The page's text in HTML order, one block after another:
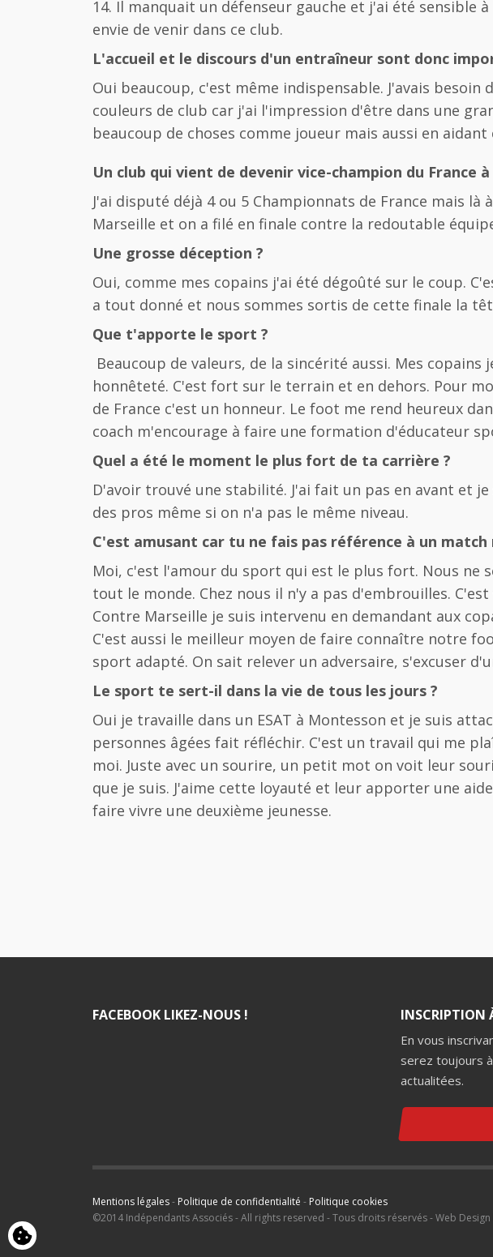
14. Il manquait un défenseur gauche et j'ai été sensible
envie de venir dans ce club.
L'accueil et le discours d'un entraîneur sont donc
Oui beaucoup, c'est même indispensable. J'avais
couleurs de club car j'ai l'impression d'être dans une
beaucoup de choses comme joueur mais aussi en
Un club qui vient de devenir vice-champion du France
J'ai disputé déjà 4 ou 5 Championnats de France mais
Marseille et on a filé en finale contre la redoutable
Une grosse déception ?
Oui, comme mes copains j'ai été dégoûté sur le coup.
a tout donné et nous sommes sortis de cette finale la
Que t'apporte le sport ?
Beaucoup de valeurs, de la sincérité aussi. Mes
honnêteté. C'est fort sur le terrain et en dehors. Pour
de France c'est un honneur. Le foot me rend heureux
coach m'encourage à faire une formation d'éducateur
Quel a été le moment le plus fort de ta carrière ?
D'avoir trouvé une stabilité. J'ai fait un pas en avant et
des pros même si on n'a pas le même niveau.
C'est amusant car tu ne fais pas référence à un
Moi, c'est l'amour du sport qui est le plus fort. Nous ne
tout le monde. Chez nous il n'y a pas d'embrouilles.
Contre Marseille je suis intervenu en demandant aux
C'est aussi le meilleur moyen de faire connaître notre
sport adapté. On sait relever un adversaire, s'excuser
Le sport te sert-il dans la vie de tous les jours ?
Oui je travaille dans un ESAT à Montesson et je suis
personnes âgées fait réfléchir. C'est un travail qui me
moi. Juste avec un sourire, un petit mot on voit leur
que je suis. J'aime cette loyauté et leur apporter une
faire vivre une deuxième jeunesse.
FACEBOOK LIKEZ-NOUS ! INSCRIPTION
En vous
serez toujours
actualitées.
Mentions légales- Politique de confidentialité - Politique cookies
©2014 Indépendants Associés - All rights reserved - Tous droits réservés - Web